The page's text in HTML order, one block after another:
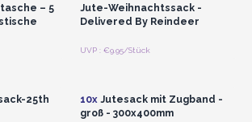
– 5
Jute-Weihnachtssack -
Delivered By Reindeer
UVP : €9.95/Stück
25th
Anmelden oder
10xJutesack mit Zugband -
groß - 300x400mm